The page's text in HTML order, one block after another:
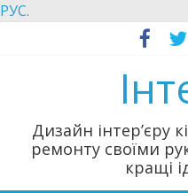
РУС.
Дизайн інтер’єру
ремонту своїми
кращі